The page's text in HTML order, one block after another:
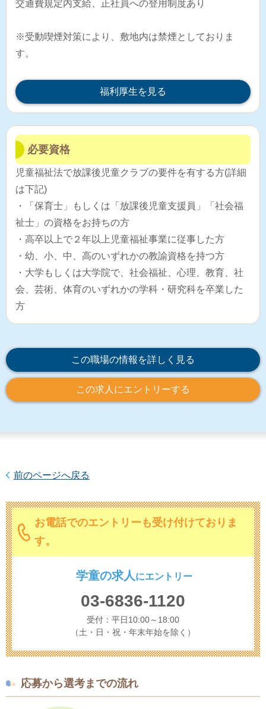
交通費規定内支給、正社員への登用制度あり
※受動喫煙対策により、敷地内は禁煙としておりま
す。
福利厚生を見る
必要資格
児童福祉法で放課後児童クラブの要件を有する方(詳細
は下記)
・「保育士」もしくは「放課後児童支援員」「社会福
祉士」の資格をお持ちの方
・高卒以上で２年以上児童福祉事業に従事した方
・幼、小、中、高のいずれかの教諭資格を持つ方
・大学もしくは大学院で、社会福祉、心理、教育、社
会、芸術、体育のいずれかの学科・研究科を卒業した
方
この職場の情報を詳しく見る
この求人にエントリーする
前のページへ戻る
お電話でのエントリーも受け付けておりま
す。
学童の求人 にエントリー
03-6836-1120
受付：平日10:00～18:00
（土・日・祝・年末年始を除く）
応募から選考までの流れ